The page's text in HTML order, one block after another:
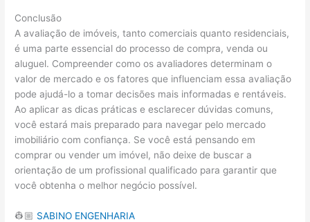
Conclusão
A avaliação de imóveis, tanto comerciais quanto residenciais,
é uma parte essencial do processo de compra, venda ou
aluguel. Compreender como os avaliadores determinam o
valor de mercado e os fatores que influenciam essa avaliação
pode ajudá-lo a tomar decisões mais informadas e rentáveis.
Ao aplicar as dicas práticas e esclarecer dúvidas comuns,
você estará mais preparado para navegar pelo mercado
imobiliário com confiança. Se você está pensando em
comprar ou vender um imóvel, não deixe de buscar a
orientação de um profissional qualificado para garantir que
você obtenha o melhor negócio possível.
👷🏼 SABINO ENGENHARIA